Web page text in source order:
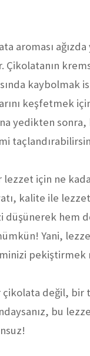
aroması
Çikolatanın
kaybolmak
keşfetmek
yedikten sonra,
lezzet için ne
kalite ile
hem
Yani,
pekiştirmek
değil, bir
bu